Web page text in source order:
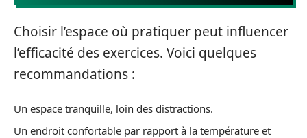
Choisir l’espace où pratiquer peut influencer
l’efficacité des exercices. Voici quelques
recommandations :
Un espace tranquille, loin des distractions.
Un endroit confortable par rapport à la température et